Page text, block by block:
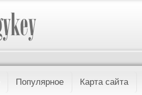
Популярное Карта сайта